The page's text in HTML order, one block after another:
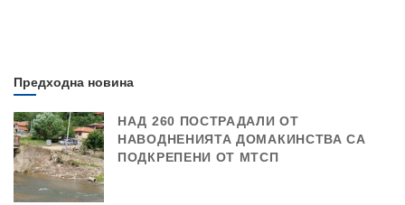
Предходна новина
НАД 260 ПОСТРАДАЛИ ОТ
НАВОДНЕНИЯТА ДОМАКИНСТВА СА
ПОДКРЕПЕНИ ОТ МТСП